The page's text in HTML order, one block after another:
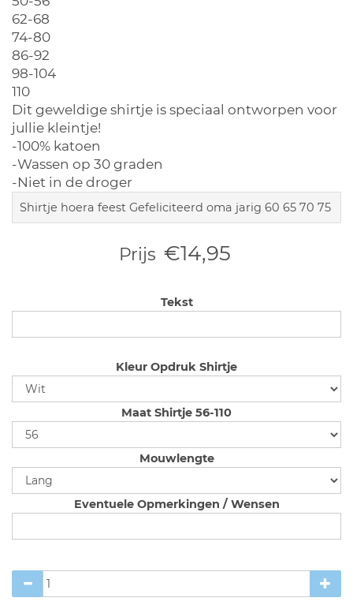
62-68
74-80
86-92
98-104
110
Dit geweldige shirtje is speciaal ontworpen voor
jullie kleintje!
-100% katoen
-Wassen op 30 graden
-Niet in de droger
Shirtje hoera feest Gefeliciteerd oma jarig 60 65 70 75
Prijs €14,95
Tekst
Kleur Opdruk Shirtje
Maat Shirtje 56-110
Mouwlengte
Eventuele Opmerkingen / Wensen